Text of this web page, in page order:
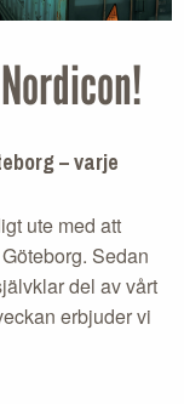
– varje
ute med att
Sedan
del av vårt
erbjuder vi